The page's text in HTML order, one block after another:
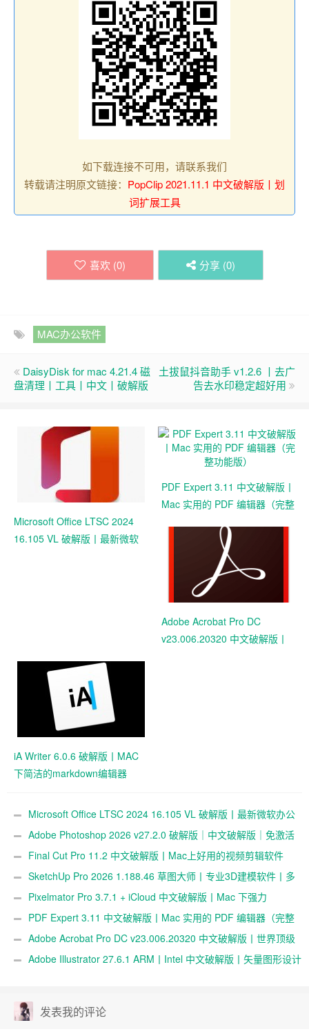
如下载连接不可用，请联系我们
转载请注明原文链接： PopClip 2021.11.1 中文破解版丨划
词扩展工具
喜欢 (0) 分享 (0)
MAC办公软件
DaisyDisk for mac 4.21.4 磁
盘清理丨工具丨中文丨破解版
土拔鼠抖音助手 v1.2.6 丨去广
告去水印稳定超好用
Microsoft Office LTSC 2024
16.105 VL 破解版丨最新微软
PDF Expert 3.11 中文破解版丨
Mac 实用的 PDF 编辑器（完整
Adobe Acrobat Pro DC
v23.006.20320 中文破解版丨
iA Writer 6.0.6 破解版丨MAC
下简洁的markdown编辑器
Microsoft Office LTSC 2024 16.105 VL 破解版丨最新微软办公
套件多语言
Adobe Photoshop 2026 v27.2.0 破解版｜中文破解版｜免激活
｜专业修图软件（P 图工具）
Final Cut Pro 11.2 中文破解版丨Mac上好用的视频剪辑软件
SketchUp Pro 2026 1.188.46 草图大师丨专业3D建模软件丨多
语言激活破解版
Pixelmator Pro 3.7.1 + iCloud 中文破解版丨Mac 下强力
PhotoShop 图像处理替代品
PDF Expert 3.11 中文破解版丨Mac 实用的 PDF 编辑器（完整
功能版）
Adobe Acrobat Pro DC v23.006.20320 中文破解版丨世界顶级
的PDF工具
Adobe Illustrator 27.6.1 ARM丨Intel 中文破解版丨矢量图形设计
发表我的评论